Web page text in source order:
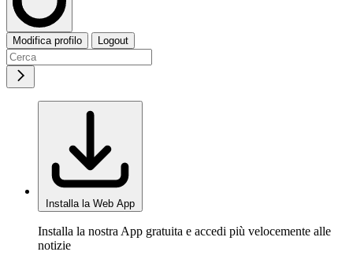
Modifica profilo Logout
Installa la Web App
Installa la nostra App gratuita e accedi più velocemente alle
notizie